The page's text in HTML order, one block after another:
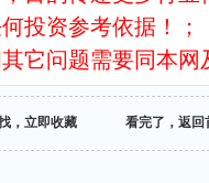
投资参考依据！；
它问题需要同本网
，立即收藏 看完了，返回